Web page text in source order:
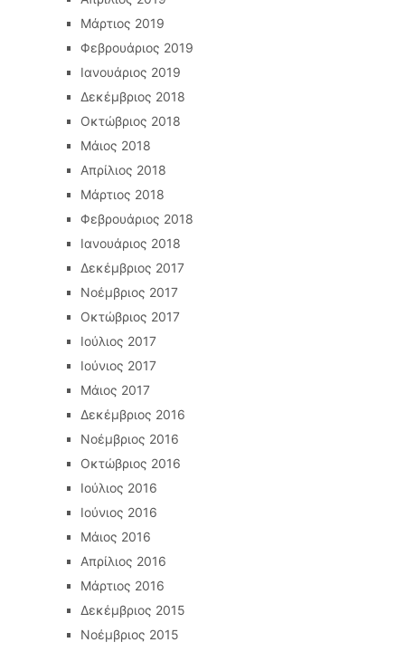
Μάρτιος 2019
Φεβρουάριος 2019
Ιανουάριος 2019
Δεκέμβριος 2018
Οκτώβριος 2018
Μάιος 2018
Απρίλιος 2018
Μάρτιος 2018
Φεβρουάριος 2018
Ιανουάριος 2018
Δεκέμβριος 2017
Νοέμβριος 2017
Οκτώβριος 2017
Ιούλιος 2017
Ιούνιος 2017
Μάιος 2017
Δεκέμβριος 2016
Νοέμβριος 2016
Οκτώβριος 2016
Ιούλιος 2016
Ιούνιος 2016
Μάιος 2016
Απρίλιος 2016
Μάρτιος 2016
Δεκέμβριος 2015
Νοέμβριος 2015